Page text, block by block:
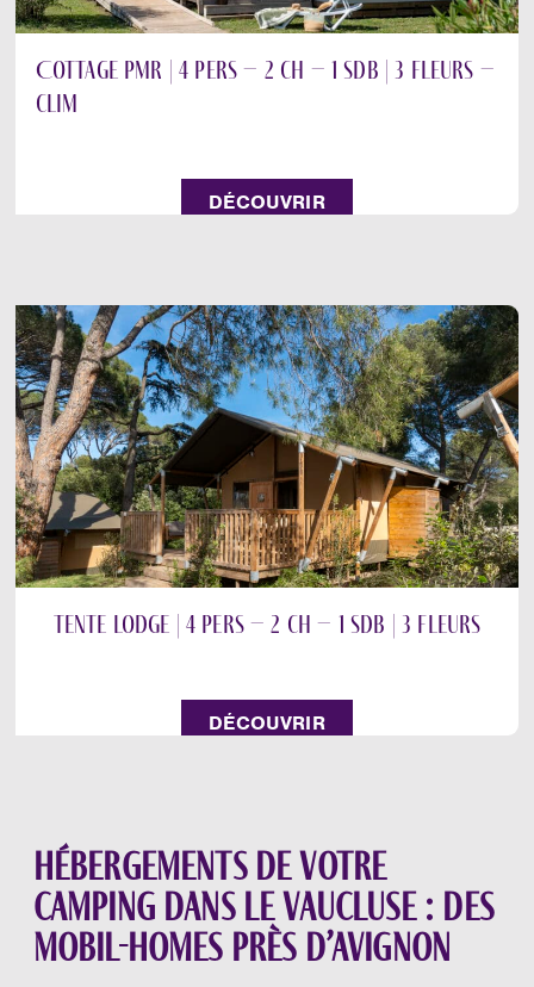
Cottage PMR | 4 pers – 2 ch – 1 sdb | 3 fleurs –
clim
DÉCOUVRIR
Tente Lodge | 4 pers – 2 ch – 1 sdb | 3 fleurs
DÉCOUVRIR
Hébergements de votre
camping dans le Vaucluse : des
mobil-homes près d’Avignon